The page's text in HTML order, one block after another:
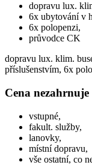
dopravu lux.
6x ubytování v
6x polopenzi,
průvodce CK
dopravu lux. klim.
příslušenstvím, 6x
Cena nezahrnuje
vstupné,
fakult. služby,
lanovky,
místní dopravu,
vše ostatní, co